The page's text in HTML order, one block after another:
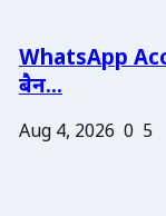
WhatsApp
बैन...
Aug 4, 2026 0 5